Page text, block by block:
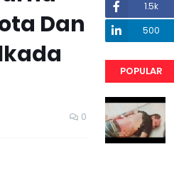
Dan
0
1.5k
500
POPULAR